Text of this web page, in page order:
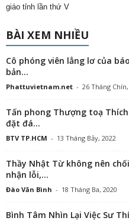
giáo tỉnh lần thứ V
BÀI XEM NHIỀU
Cô phóng viên lẳng lơ của
bản...
Phattuvietnam.net - 26 Tháng Chín,
Tấn phong Thượng toạ
đặt đá...
BTV TP.HCM - 13 Tháng Bảy, 2022
Thầy Nhật Từ không nên
nhận lỗi,...
Đào Văn Bình - 18 Tháng Ba, 2020
Bình Tâm Nhìn Lại Việc Sư